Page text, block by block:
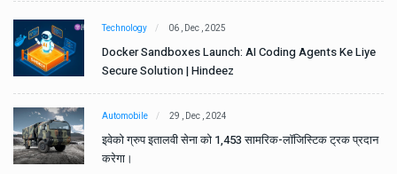
Technology 06 , Dec , 2025
Docker Sandboxes Launch: AI Coding Agents Ke Liye
Secure Solution | Hindeez
Automobile 29 , Dec , 2024
इवेको ग्रुप इतालवी सेना को 1,453 सामरिक-लॉजिस्टिक ट्रक प्रदान
करेगा।